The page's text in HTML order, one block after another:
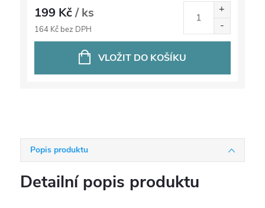
199 Kč/ ks
164 Kč bez DPH
VLOŽIT DO KOŠÍKU
Popis produktu
Detailní popis produktu